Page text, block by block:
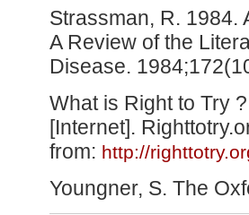
Strassman, R. 1984.
A Review of the
Disease.
What is Right to Try
[Internet].
from: http://
Youngner, S. The